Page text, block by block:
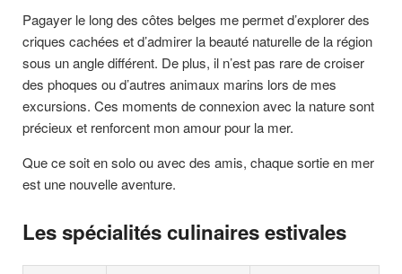
Pagayer le long des côtes belges me permet d’explorer des
criques cachées et d’admirer la beauté naturelle de la région
sous un angle différent. De plus, il n’est pas rare de croiser
des phoques ou d’autres animaux marins lors de mes
excursions. Ces moments de connexion avec la nature sont
précieux et renforcent mon amour pour la mer.
Que ce soit en solo ou avec des amis, chaque sortie en mer
est une nouvelle aventure.
Les spécialités culinaires estivales